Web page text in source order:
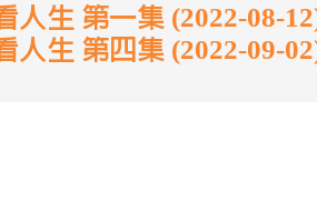
人生 第一集 (2022-08-
人生 第四集 (2022-09-